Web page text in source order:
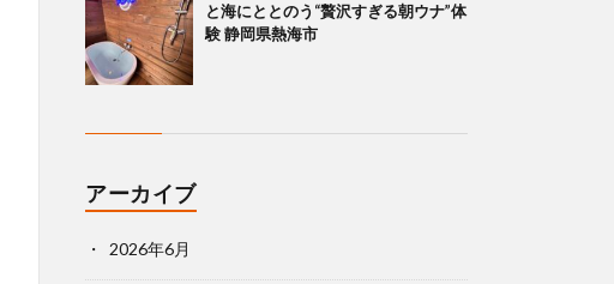
と海にととのう“贅沢すぎる朝ウナ”体
験 静岡県熱海市
アーカイブ
2026年6月